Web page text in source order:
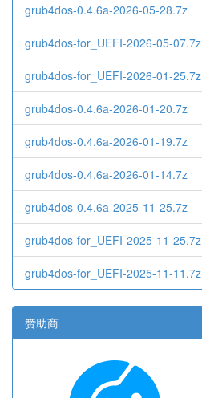
grub4dos-0.4.6a-2026-05-28.7z
grub4dos-for_UEFI-2026-05-07.7z
grub4dos-for_UEFI-2026-01-25.7z
grub4dos-0.4.6a-2026-01-20.7z
grub4dos-0.4.6a-2026-01-19.7z
grub4dos-0.4.6a-2026-01-14.7z
grub4dos-0.4.6a-2025-11-25.7z
grub4dos-for_UEFI-2025-11-25.7z
grub4dos-for_UEFI-2025-11-11.7z
赞助商